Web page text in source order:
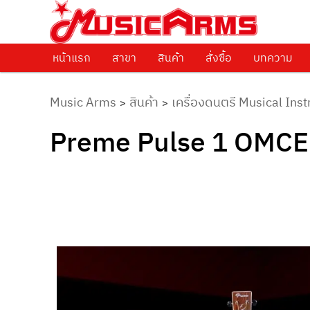
Music Arms
ศูนย์รวมครื่องดนตรีทุกชนิด ตั้งแต่เริ่มต้นถึงมืออาชีพ
Skip to primary content
หน้าแรก สาขา สินค้า สั่งซื้อ บทความ
Music Arms > สินค้า > เครื่องดนตรี Musical
Preme Pulse 1